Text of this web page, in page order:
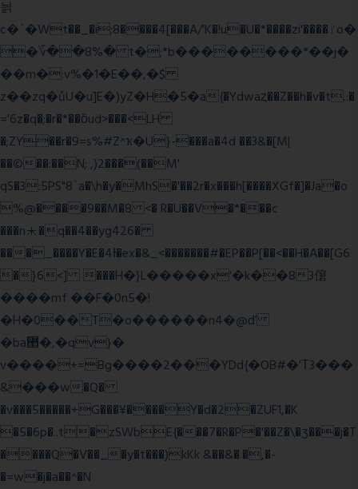
늵
c�`�ۨWt��_�i;8����4[���A/'K�!u�U�*����zi'����ٵo�
�؆��8%� t�;*b��������*��j�
��m�:v%�1�E��,�$
z��zq�ůU�u]E�)yZ�Hׇ�5�a{�Ydwaȥ��Z��h�v�t.:�
='6z�q�;�r�*��ȍud>���<LH
�;ZY��r�9=s%#Z^ҡ�U}-���a�4d ��3&�[M|
��©��:��N; ,)2���(��M'
qS�3:5PS"8`a�\h�y�MhS�'��2r�x���h[����XGf�]�Ja�o
%@����9��M�8 <� R�U��V�*���c
���n⯸�q��4��yg426�
���_����Y�E�4Ɨ�ex�&_<�������#�EP��P[��<��H�A��[G6
�}6<] ���H�}L�����x'�k��83僒
����mf ��F�0n5�!
�H�0��T�o������n4�@ď
�ba޲�,�qv}�
v����+=Bg����2���YDd{�OB#�'Τ3���
&���w�Q�
�v���5�����+G���¥����Y�d�2�ZUF1,�K
�5�6p�..t�zSWbE{���7�R�P�'��Z�\�ʒ���j�T
����Q�V��_�y�t���)kKk &��&�.�,�-
�=w�j�a��^�N